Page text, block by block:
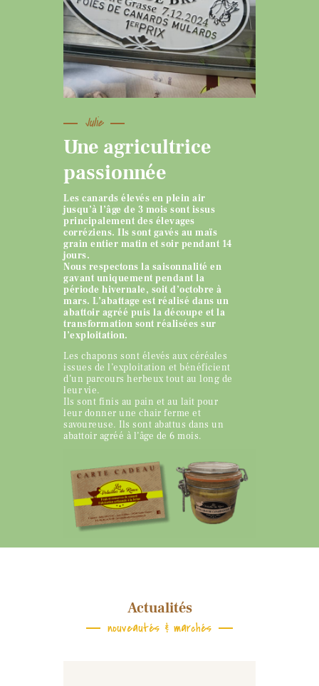
Julie
Une agricultrice
passionnée
Les canards élevés en plein air
jusqu’à l’âge de 3 mois sont issus
principalement des élevages
corréziens. Ils sont gavés au maïs
grain entier matin et soir pendant 14
jours.
Nous respectons la saisonnalité en
gavant uniquement pendant la
période hivernale, soit d’octobre à
mars. L’abattage est réalisé dans un
abattoir agréé puis la découpe et la
transformation sont réalisées sur
l’exploitation.
Les chapons sont élevés aux céréales
issues de l’exploitation et bénéficient
d’un parcours herbeux tout au long de
leur vie.
Ils sont finis au pain et au lait pour
leur donner une chair ferme et
savoureuse. Ils sont abattus dans un
abattoir agréé à l’âge de 6 mois.
nouveautés & marchés
Actualités